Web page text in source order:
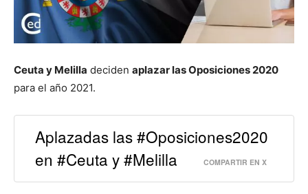
Ceuta y Melilla deciden aplazar las Oposiciones 2020
para el año 2021.
Aplazadas las #Oposiciones2020
en #Ceuta y #Melilla
COMPARTIR EN X